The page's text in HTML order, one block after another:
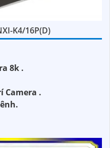
K4/16P(D)
8k .
Camera .